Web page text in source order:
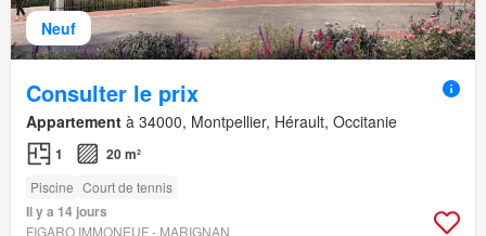
Neuf
Consulter le prix
Appartement à 34000, Montpellier, Hérault, Occitanie
1 20 m²
Piscine Court de tennis
Il y a 14 jours
FIGARO IMMONEUF - MARIGNAN